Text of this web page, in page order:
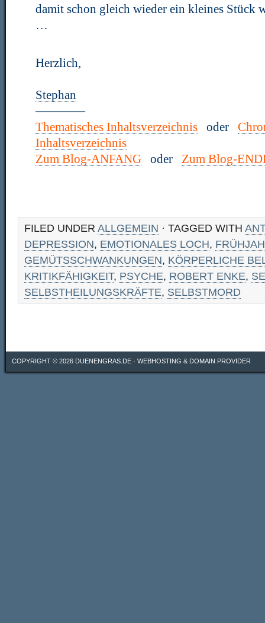
damit schon gleich wieder ein kleines Stück
…
Herzlich,
Stephan
————
Thematisches Inhaltsverzeichnis
oder
Inhaltsverzeichnis
Zum Blog-ANFANG
oder Zum Blog-
FILED UNDER ALLGEMEIN · TAGGED WITH
DEPRESSION, EMOTIONALES LOCH,
GEMÜTSSCHWANKUNGEN, KÖRPERLICHE
KRITIKFÄHIGKEIT, PSYCHE, ROBERT ENKE,
SELBSTHEILUNGSKRÄFTE, SELBSTMORD
COPYRIGHT © 2026 DUENENGRAS.DE · WEBHOSTING & DOMAIN PROVIDER